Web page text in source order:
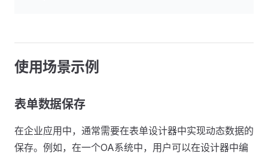
使用场景示例
表单数据保存
在企业应用中，通常需要在表单设计器中实现动态数据的
保存。例如，在一个OA系统中，用户可以在设计器中编